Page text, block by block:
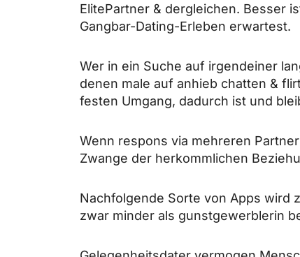
ElitePartner & dergleichen. Besser
Gangbar-Dating-Erleben erwartest.
Wer in ein Suche auf irgendeiner
denen male auf anhieb chatten &
festen Umgang, dadurch ist und
Wenn respons via mehreren
Zwange der herkommlichen
Nachfolgende Sorte von Apps wird
zwar minder als gunstgewerblerin